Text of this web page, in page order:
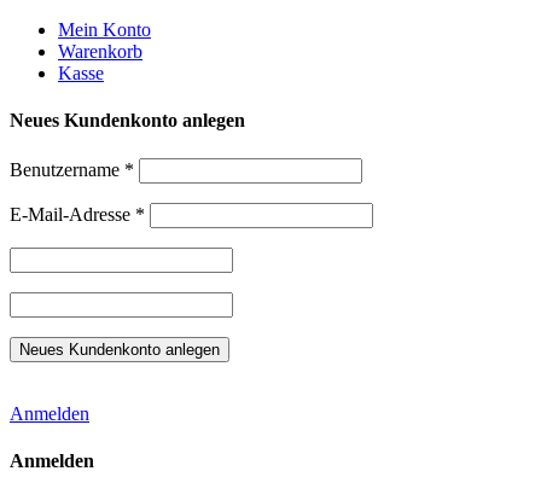
Weiter
zum
Inhalt
Mein Konto
Warenkorb
Kasse
Neues Kundenkonto anlegen
Benutzername *
E-Mail-Adresse *
Anmelden
Anmelden